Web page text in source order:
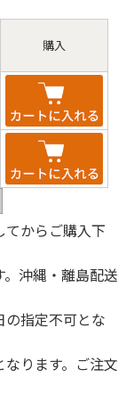
購入
からご購入下
沖縄・離島配送
指定不可とな
ります。ご注文